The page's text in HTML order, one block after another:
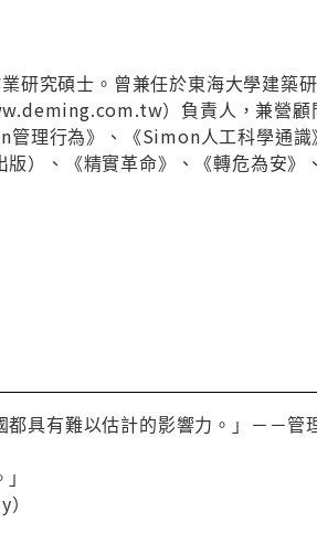
研究碩士。曾兼任於東海大學建築
）負責人，兼營
理行為》、《Simon人工科學通
）、《精實革命》、《轉危為安
具有難以估計的影響力。」－－